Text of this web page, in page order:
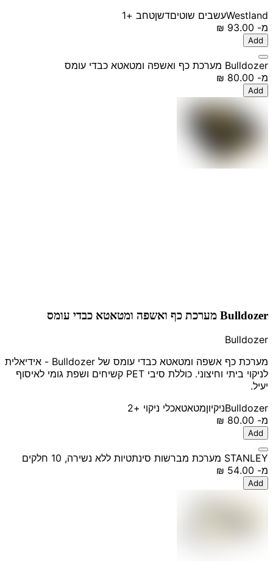
Westlandעשבים שוטיםדשןטחב +1
מ-
Add
Bulldozer מערכת כף ואשפה ומטאטא כבדי עומס
מ-
Add
Bulldozer מערכת כף ואשפה ומטאטא כבדי עומס
Bulldozer
מערכת כף אשפה ומטאטא כבדי עומס של Bulldozer - אידיאלית
לניקוי ביתי וחיצוני. כוללת סיבי PET קשיחים ושפת גומי לאיסוף
יעיל.
Bulldozerניקיוןמטאטאכלי ניקוי +2
מ-
Add
STANLEY מערכת מברשות סינתטיות ללא נשירה, 10 חלקים
מ-
Add